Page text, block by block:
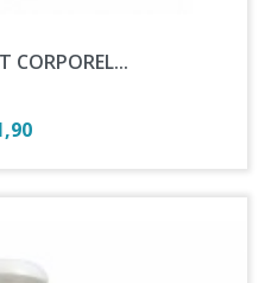
CORPOREL...